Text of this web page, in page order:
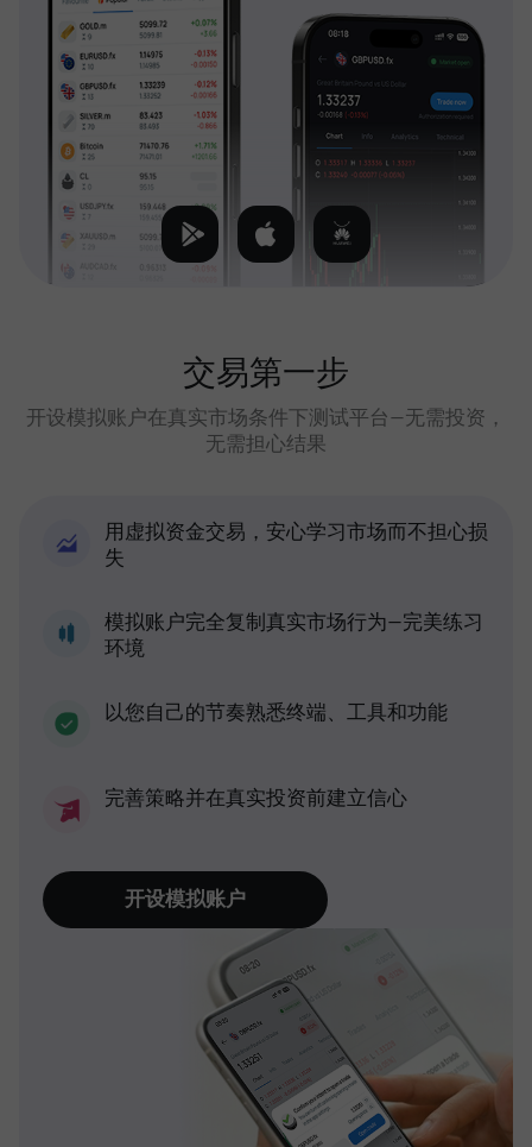
交易第一步
开设模拟账户在真实市场条件下测试平台—无需投资，
无需担心结果
用虚拟资金交易，安心学习市场而不担心损
失
模拟账户完全复制真实市场行为—完美练习
环境
以您自己的节奏熟悉终端、工具和功能
完善策略并在真实投资前建立信心
开设模拟账户